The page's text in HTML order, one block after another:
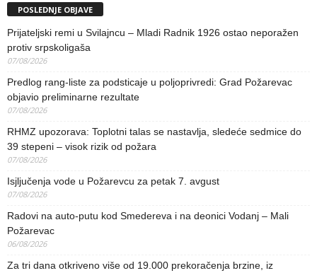
POSLEDNJE OBJAVE
Prijateljski remi u Svilajncu – Mladi Radnik 1926 ostao neporažen
protiv srpskoligaša
07/08/2026
Predlog rang-liste za podsticaje u poljoprivredi: Grad Požarevac
objavio preliminarne rezultate
07/08/2026
RHMZ upozorava: Toplotni talas se nastavlja, sledeće sedmice do
39 stepeni – visok rizik od požara
07/08/2026
Isjljučenja vode u Požarevcu za petak 7. avgust
07/08/2026
Radovi na auto-putu kod Smedereva i na deonici Vodanj – Mali
Požarevac
06/08/2026
Za tri dana otkriveno više od 19.000 prekoračenja brzine, iz